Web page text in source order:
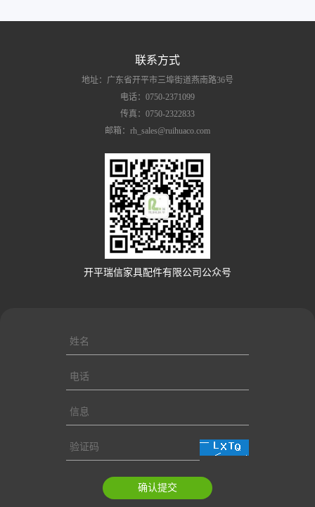
联系方式
地址：广东省开平市三埠街道燕南路36号
电话：0750-2371099
传真：0750-2322833
邮箱：rh_sales@ruihuaco.com
开平瑞信家具配件有限公司公众号